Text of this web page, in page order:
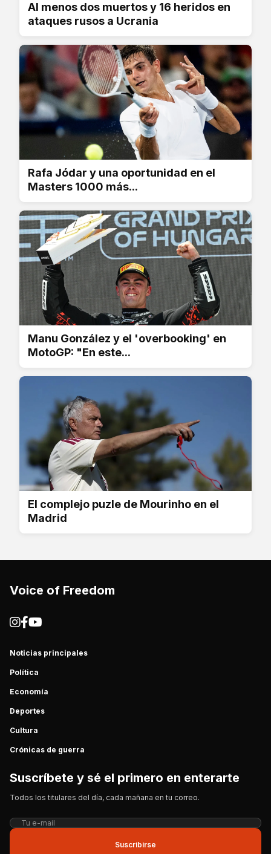
Al menos dos muertos y 16 heridos en
ataques rusos a Ucrania
Rafa Jódar y una oportunidad en el
Masters 1000 más...
Manu González y el 'overbooking' en
MotoGP: "En este...
El complejo puzle de Mourinho en el
Madrid
Voice of Freedom
Noticias principales
Política
Economía
Deportes
Cultura
Crónicas de guerra
Suscríbete y sé el primero en enterarte
Todos los titulares del día, cada mañana en tu correo.
Suscribirse